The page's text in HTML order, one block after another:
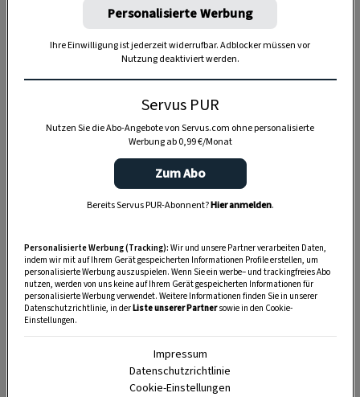
4 Portionen
2:50 Stunden
Personalisierte Werbung
Ihre Einwilligung ist jederzeit widerrufbar. Adblocker müssen vor
Nutzung deaktiviert werden.
Servus PUR
Nutzen Sie die Abo-Angebote von Servus.com ohne personalisierte
Werbung ab 0,99 €/Monat
Zum Abo
Bereits Servus PUR-Abonnent?Hier anmelden.
Personalisierte Werbung (Tracking): Wir und unsere Partner verarbeiten Daten,
indem wir mit auf Ihrem Gerät gespeicherten Informationen Profile erstellen, um
personalisierte Werbung auszuspielen. Wenn Sie ein werbe– und trackingfreies Abo
nutzen, werden von uns keine auf Ihrem Gerät gespeicherten Informationen für
personalisierte Werbung verwendet. Weitere Informationen finden Sie in unserer
Datenschutzrichtlinie, in derListe unserer Partnersowie in den Cookie-
Einstellungen.
Impressum
Datenschutzrichtlinie
Cookie-Einstellungen